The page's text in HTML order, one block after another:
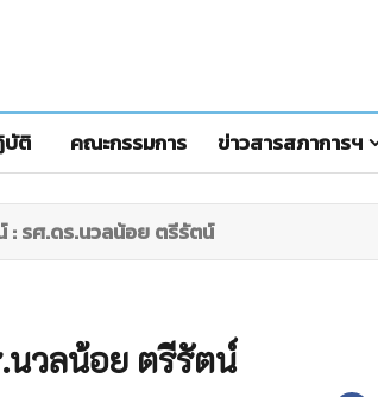
บัติ คณะกรรมการ ข่าวสารสภาการฯ
: รศ.ดร.นวลน้อย ตรีรัตน์
นวลน้อย ตรีรัตน์